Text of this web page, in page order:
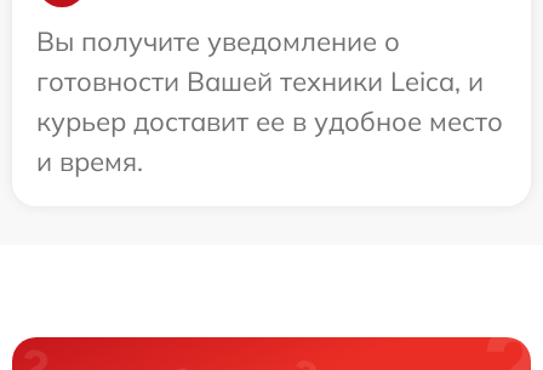
Вы получите уведомление о
готовности Вашей техники Leica, и
курьер доставит ее в удобное место
и время.